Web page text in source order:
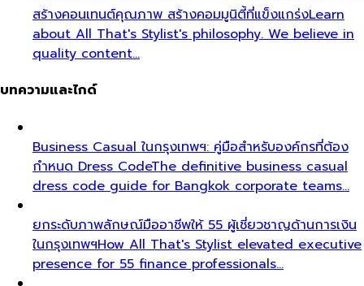
สร้างคอนเทนต์คุณภาพ สร้างคอมมูนิตี้ที่แข็งแกร่งLearn
about All That's Stylist's philosophy. We believe in
quality content…
บทความและไกด์
Business Casual ในกรุงเทพฯ: คู่มือสำหรับองค์กรที่ต้อง
กำหนด Dress CodeThe definitive business casual
dress code guide for Bangkok corporate teams…
ยกระดับภาพลักษณ์มืออาชีพให้ 55 ผู้เชี่ยวชาญด้านการเงิน
ในกรุงเทพฯHow All That's Stylist elevated executive
presence for 55 finance professionals…